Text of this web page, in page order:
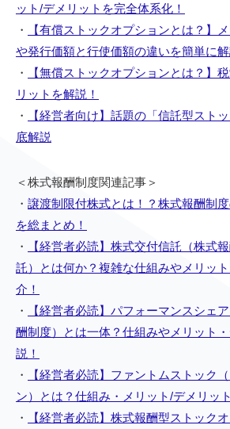
ット/デメリットを完全体系化！
・
【有償ストックオプションとは？】
や発行価額と行使価額の違いを簡単に解
・
【無償ストックオプションとは？】
リットを解説！
・
【経営者向け】話題の「信託型スト
底解説
＜株式報酬制度関連記事＞
・ 譲渡制限付株式とは！？株式報酬制
を総まとめ！
・
【経営者必読】株式交付信託（株式
託）とは何か？複雑な仕組みやメリッ
介！
・
【経営者必読】パフォーマンスシェ
酬制度）とは一体？仕組みやメリット
説！
・
【経営者必読】ファントムストック
ン）とは？仕組み・メリット/デメリッ
・
【経営者必読】株式報酬型ストック